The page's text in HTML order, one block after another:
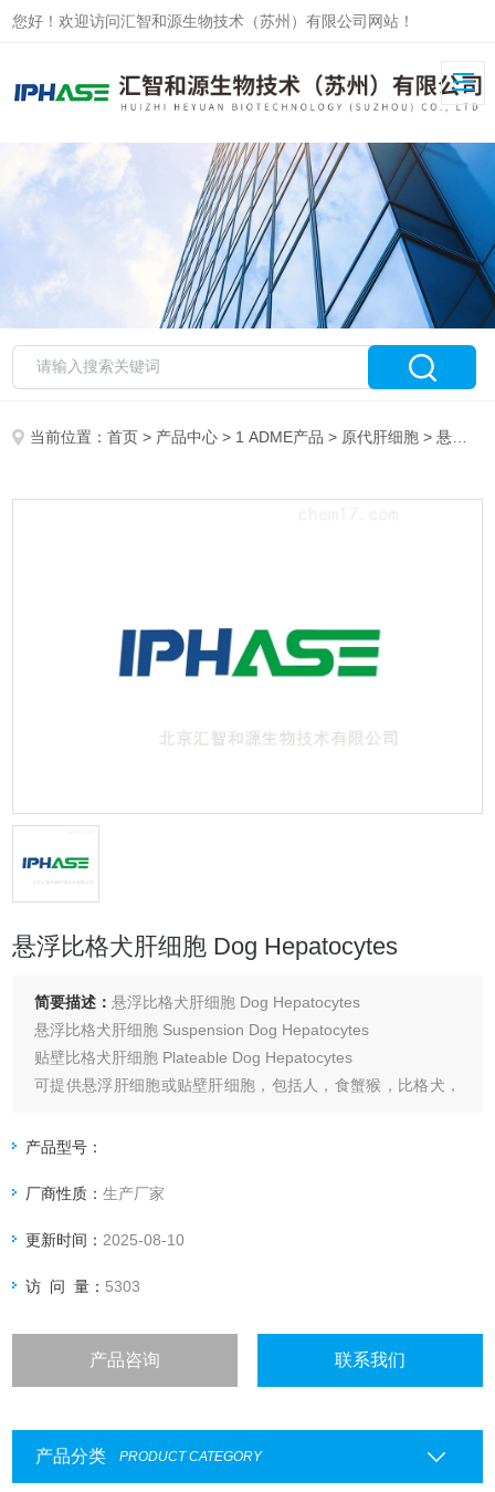
您好！欢迎访问汇智和源生物技术（苏州）有限公司网站！
当前位置：首页 > 产品中心 > 1 ADME产品 > 原代肝细胞 > 悬浮比格犬肝细胞 Dog Hepatocytes
悬浮比格犬肝细胞 Dog Hepatocytes
简要描述：悬浮比格犬肝细胞 Dog Hepatocytes
悬浮比格犬肝细胞 Suspension Dog Hepatocytes
贴壁比格犬肝细胞 Plateable Dog Hepatocytes
可提供悬浮肝细胞或贴壁肝细胞，包括人，食蟹猴，比格犬，
物体外代谢等。
产品型号：
厂商性质：生产厂家
更新时间： 2025-08-10
访 问 量： 5303
产品咨询 联系我们
产品分类 PRODUCT CATEGORY